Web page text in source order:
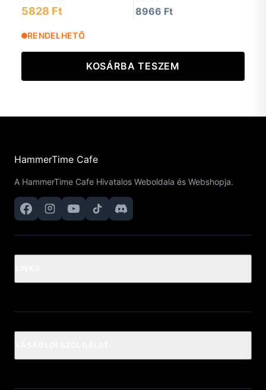
5828 Ft 8966 Ft
RENDELHETŐ
KOSÁRBA TESZEM
HammerTime Cafe
A HammerTime Cafe Hivatalos Weboldala és Webshopja.